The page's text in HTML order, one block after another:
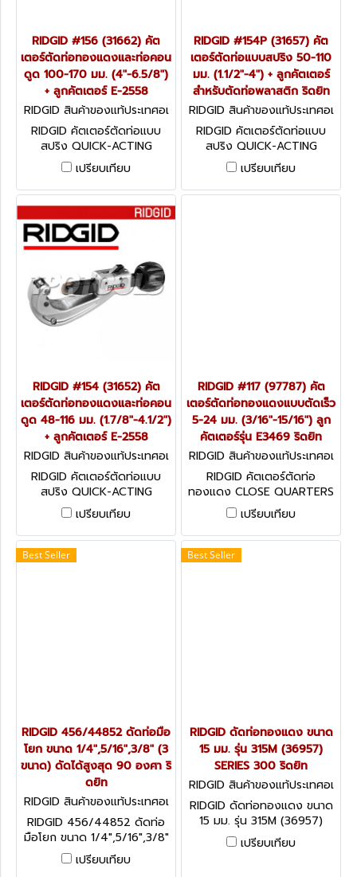
RIDGID #156 (31662) คัต
เตอร์ตัดท่อทองแดงและท่อคอน
ดูด 100-170 มม. (4"-6.5/8")
+ ลูกคัตเตอร์ E-2558
RIDGID สินค้าของแท้ประเทศอเ
มริกา 31662
RIDGID คัตเตอร์ตัดท่อแบบ
สปริง QUICK-ACTING
TUBING CUTTERS
เปรียบเทียบ
RIDGID #154P (31657) คัต
เตอร์ตัดท่อแบบสปริง 50-110
มม. (1.1/2"-4") + ลูกคัตเตอร์
สำหรับตัดท่อพลาสติก ริดยิท
RIDGID สินค้าของแท้ประเทศอเ
มริกา 31657
RIDGID คัตเตอร์ตัดท่อแบบ
สปริง QUICK-ACTING
TUBING CUTTERS
เปรียบเทียบ
RIDGID #154 (31652) คัต
เตอร์ตัดท่อทองแดงและท่อคอน
ดูด 48-116 มม. (1.7/8"-4.1/2")
+ ลูกคัตเตอร์ E-2558
RIDGID สินค้าของแท้ประเทศอเ
มริกา 31652
RIDGID คัตเตอร์ตัดท่อแบบ
สปริง QUICK-ACTING
TUBING CUTTERS
เปรียบเทียบ
RIDGID #117 (97787) คัต
เตอร์ตัดท่อทองแดงแบบตัดเร็ว
5-24 มม. (3/16"-15/16") ลูก
คัตเตอร์รุ่น E3469 ริดยิท
RIDGID สินค้าของแท้ประเทศอเ
มริกา 97787
RIDGID คัตเตอร์ตัดท่อ
ทองแดง CLOSE QUARTERS
TUBING CUTTERS
เปรียบเทียบ
Best Seller
RIDGID 456/44852 ดัดท่อมือ
โยก ขนาด 1/4",5/16",3/8" (3
ขนาด) ดัดได้สูงสุด 90 องศา ริ
ดยิท
RIDGID สินค้าของแท้ประเทศอเ
มริกา 44852
RIDGID 456/44852 ดัดท่อ
มือโยก ขนาด 1/4",5/16",3/8"
(3 ขนาด) ดัดได้สูงสุด 90
องศา ริดยิท
เปรียบเทียบ
Best Seller
RIDGID ดัดท่อทองแดง ขนาด
15 มม. รุ่น 315M (36957)
SERIES 300 ริดยิท
RIDGID สินค้าของแท้ประเทศอเ
มริกา 36957
RIDGID ดัดท่อทองแดง ขนาด
15 มม. รุ่น 315M (36957)
SERIES 300 ริดยิท
เปรียบเทียบ